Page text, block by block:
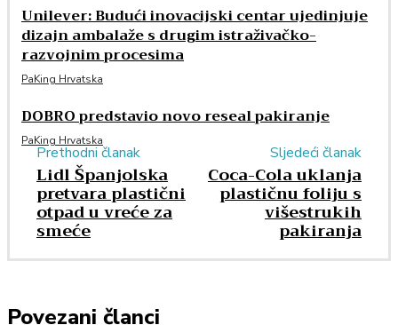
Unilever: Budući inovacijski centar ujedinjuje
dizajn ambalaže s drugim istraživačko-
razvojnim procesima
PaKing Hrvatska
DOBRO predstavio novo reseal pakiranje
PaKing Hrvatska
Prethodni članak
Lidl Španjolska
pretvara plastični
otpad u vreće za
smeće
Sljedeći članak
Coca-Cola uklanja
plastičnu foliju s
višestrukih
pakiranja
Povezani članci